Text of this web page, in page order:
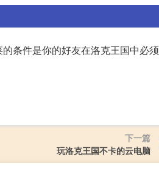
条件是你的好友在洛克王国中必须
下一篇
玩洛克王国不卡的云电脑